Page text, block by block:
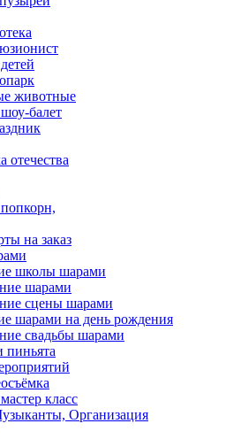
животные
балет
отечества
на заказ
школы шарами
шарами
сцены шарами
шарами на день рождения
свадьбы шарами
класс
Организация